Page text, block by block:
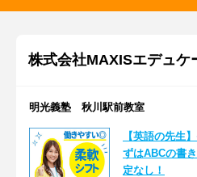
株式会社MAXISエデュケ
明光義塾 秋川駅前教室
【英語の先
ずはABCの書
定なし！